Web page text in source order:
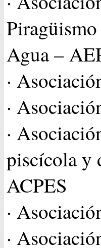
Agua –
·
·
·
piscícola y
ACPES
·
·